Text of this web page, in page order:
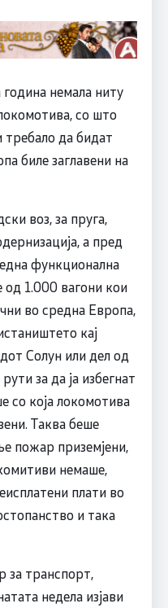
немала ниту
со што
требало да бидат
биле заглавени на
воз, за пруга,
а пред
функционална
од 1.000 вагони кои
во средна Европа,
кај
Солун или дел од
за да ја избегнат
со која локомотива
Таква беше
пожар приземјени,
немаше,
плати во
и така
за транспорт,
недела изјави